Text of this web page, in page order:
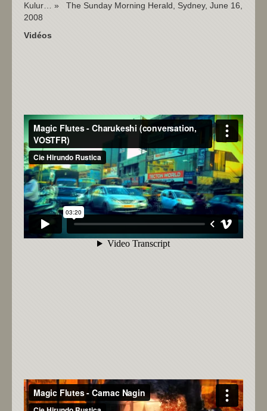
Kulur… » The Sunday Morning Herald, Sydney, June 16,
2008
Vidéos